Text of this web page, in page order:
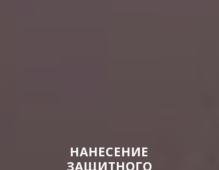
НАНЕСЕНИЕ
ЗАЩИТНОГО